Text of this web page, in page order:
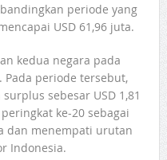
periode yang
USD 61,96 juta.
kedua negara pada
Pada periode tersebut,
sebesar USD 1,81
ke-20 sebagai
dan menempati urutan
Indonesia.